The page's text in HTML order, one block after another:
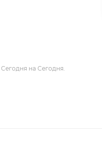
на Сегодня.